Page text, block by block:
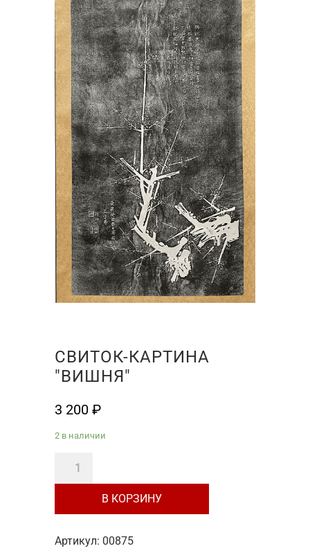
СВИТОК-КАРТИНА
"ВИШНЯ"
3 200 ₽
2 в наличии
Количество
товара
"Вишня"
В КОРЗИНУ
Артикул: 00875